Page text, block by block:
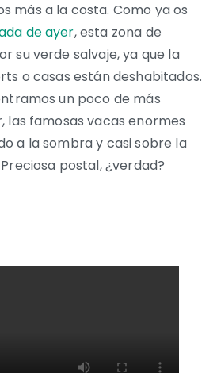
más a la costa. Como ya os
de ayer, esta zona de
su verde salvaje, ya que la
o casas están deshabitados.
un poco de más
las famosas vacas enormes
a la sombra y casi sobre la
postal, ¿verdad?